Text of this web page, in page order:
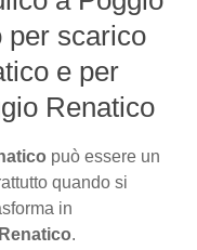
per scarico
e per
Renatico
può essere un
quando si
in
.